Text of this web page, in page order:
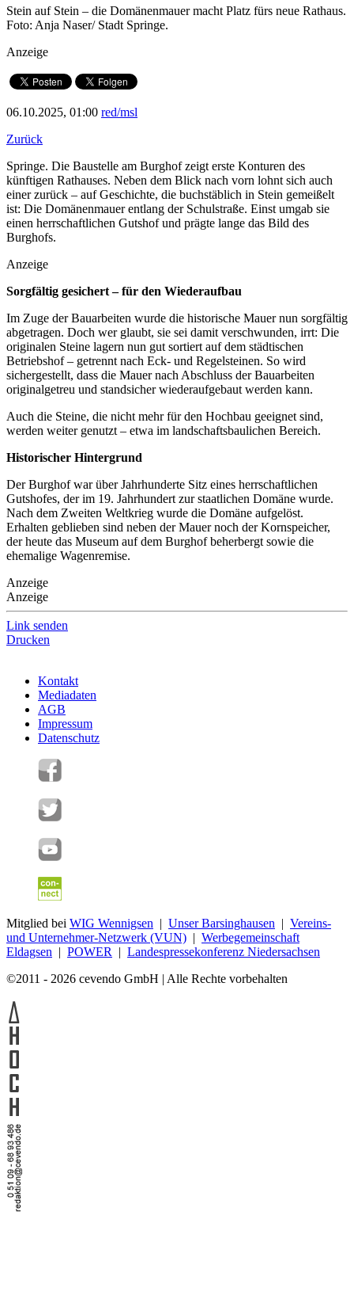
Stein auf Stein – die Domänenmauer macht Platz fürs neue Rathaus.
Foto: Anja Naser/ Stadt Springe.
Anzeige
06.10.2025, 01:00 red/msl
Zurück
Springe. Die Baustelle am Burghof zeigt erste Konturen des
künftigen Rathauses. Neben dem Blick nach vorn lohnt sich auch
einer zurück – auf Geschichte, die buchstäblich in Stein gemeißelt
ist: Die Domänenmauer entlang der Schulstraße. Einst umgab sie
einen herrschaftlichen Gutshof und prägte lange das Bild des
Burghofs.
Anzeige
Sorgfältig gesichert – für den Wiederaufbau
Im Zuge der Bauarbeiten wurde die historische Mauer nun sorgfältig
abgetragen. Doch wer glaubt, sie sei damit verschwunden, irrt: Die
originalen Steine lagern nun gut sortiert auf dem städtischen
Betriebshof – getrennt nach Eck- und Regelsteinen. So wird
sichergestellt, dass die Mauer nach Abschluss der Bauarbeiten
originalgetreu und standsicher wiederaufgebaut werden kann.
Auch die Steine, die nicht mehr für den Hochbau geeignet sind,
werden weiter genutzt – etwa im landschaftsbaulichen Bereich.
Historischer Hintergrund
Der Burghof war über Jahrhunderte Sitz eines herrschaftlichen
Gutshofes, der im 19. Jahrhundert zur staatlichen Domäne wurde.
Nach dem Zweiten Weltkrieg wurde die Domäne aufgelöst.
Erhalten geblieben sind neben der Mauer noch der Kornspeicher,
der heute das Museum auf dem Burghof beherbergt sowie die
ehemalige Wagenremise.
Anzeige
Anzeige
Link senden
Drucken
Kontakt
Mediadaten
AGB
Impressum
Datenschutz
Mitglied bei WIG Wennigsen | Unser Barsinghausen | Vereins-
und Unternehmer-Netzwerk (VUN) | Werbegemeinschaft
Eldagsen | POWER | Landespressekonferenz Niedersachsen
©2011 - 2026 cevendo GmbH | Alle Rechte vorbehalten